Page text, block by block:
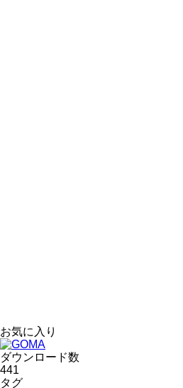
お気に入り
ダウンロード数
441
タグ